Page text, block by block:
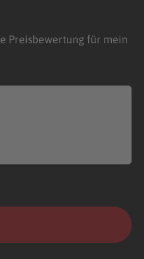
Preisbewertung für mein